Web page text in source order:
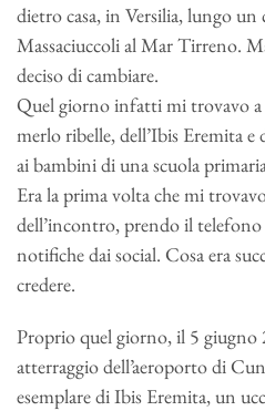
dietro casa, in Versilia, lungo un
Massaciuccoli al Mar Tirreno.
deciso di cambiare.
Quel giorno infatti mi trovavo a
merlo ribelle, dell’Ibis Eremita
ai bambini di una scuola
Era la prima volta che mi
dell’incontro, prendo il telefono
notifiche dai social. Cosa era
credere.
Proprio quel giorno, il 5 giugno
atterraggio dell’aeroporto di
esemplare di Ibis Eremita, un